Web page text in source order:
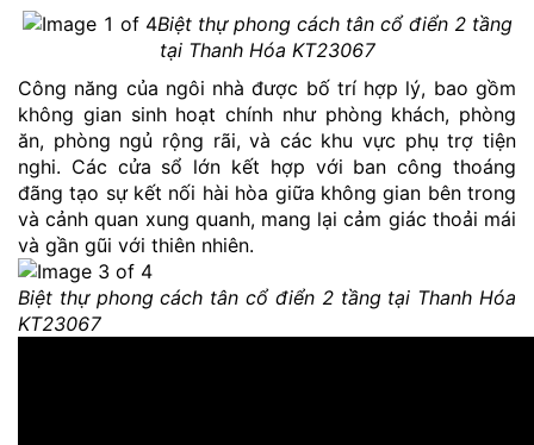
Biệt thự phong cách tân cổ điển 2 tầng
tại Thanh Hóa KT23067
Công năng của ngôi nhà được bố trí hợp lý, bao gồm
không gian sinh hoạt chính như phòng khách, phòng
ăn, phòng ngủ rộng rãi, và các khu vực phụ trợ tiện
nghi. Các cửa sổ lớn kết hợp với ban công thoáng
đãng tạo sự kết nối hài hòa giữa không gian bên trong
và cảnh quan xung quanh, mang lại cảm giác thoải mái
và gần gũi với thiên nhiên.
Biệt thự phong cách tân cổ điển 2 tầng tại Thanh Hóa
KT23067